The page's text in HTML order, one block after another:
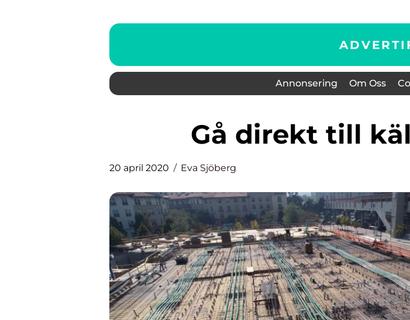
Annonsering Om Oss
Gå direkt till
20 april 2020 Eva Sjöberg